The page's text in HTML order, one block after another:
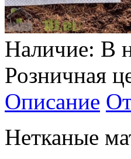
Наличие: В
Розничная
Описание
Нетканые